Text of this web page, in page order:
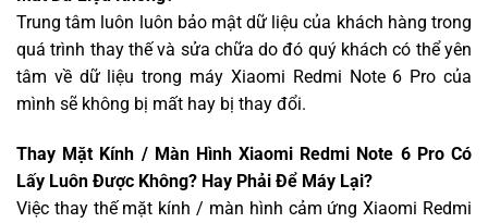
Trung tâm luôn luôn bảo mật dữ liệu của khách hàng trong
quá trình thay thế và sửa chữa do đó quý khách có thể yên
tâm về dữ liệu trong máy Xiaomi Redmi Note 6 Pro của
mình sẽ không bị mất hay bị thay đổi.
Thay Mặt Kính / Màn Hình Xiaomi Redmi Note 6 Pro Có
Lấy Luôn Được Không? Hay Phải Để Máy Lại?
Việc thay thế mặt kính / màn hình cảm ứng Xiaomi Redmi